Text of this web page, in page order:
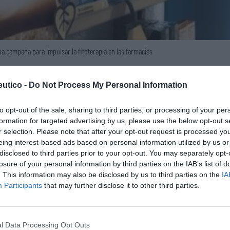
- Do Not Process My Personal Information
opt-out of the sale, sharing to third parties, or processing of your
for targeted advertising by us, please use the below opt-out
selection. Please note that after your opt-out request is processed
interest-based ads based on personal information utilized by us
to third parties prior to your opt-out. You may separately
of your personal information by third parties on the IAB’s list of
This information may also be disclosed by us to third parties on the
Participants that may further disclose it to other third parties.
Data Processing Opt Outs
campaña para impulsar la fitoterapia en las farmacias
directora de marketing de Hefame, Isabel
se incluye que las farmacias «ayuden
sobre la utilidad de la fitoterapia y los
digestivas o de la flora intestinal,
así como en alergias, asma e incluso
a la diversificación del modelo
de los pacientes a los productos
No